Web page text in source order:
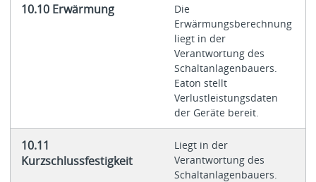
10.10 Erwärmung
Die
Erwärmungsberechnung
liegt in der
Verantwortung des
Schaltanlagenbauers.
Eaton stellt
Verlustleistungsdaten
der Geräte bereit.
10.11
Kurzschlussfestigkeit
Liegt in der
Verantwortung des
Schaltanlagenbauers.